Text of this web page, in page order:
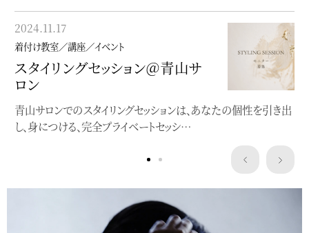
2024.11.17
着付け教室／講座／イベント
スタイリングセッション＠青山サ
ロン
青山サロンでのスタイリングセッションは、あなたの個性を引き出
し、身につける、完全プライベートセッシ…
2023.05.22
着付け教室／講座／イベント
”浴衣にぴったり”洒落水引ワー
クショップ
クレマチスの簪作りWSを開催します
Service